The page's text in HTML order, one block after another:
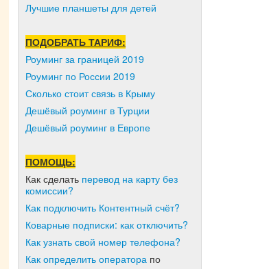
Лучшие планшеты для детей
ПОДОБРАТЬ ТАРИФ:
Роуминг за границей 2019
Роуминг по России 2019
Сколько стоит связь в Крыму
Дешёвый роуминг в Турции
Дешёвый роуминг в Европе
ПОМОЩЬ:
Как сделать перевод на карту без
комиссии?
Как подключить Контентный счёт?
Коварные подписки: как отключить?
Как узнать свой номер телефона?
Как определить оператора по